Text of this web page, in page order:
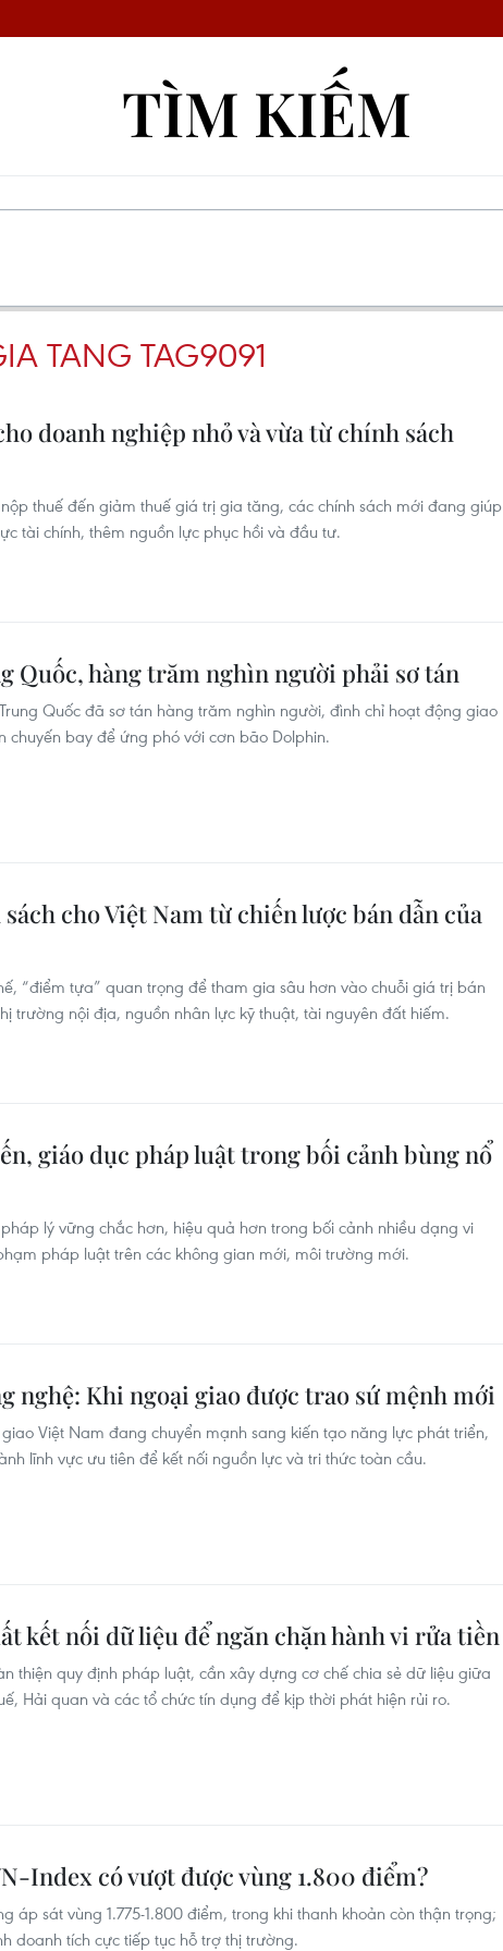
TÌM KIẾM
TANG TAG9091
doanh nghiệp nhỏ và vừa từ chính sách
thuế đến giảm thuế giá trị gia tăng, các chính sách mới đang giúp
tài chính, thêm nguồn lực phục hồi và đầu tư.
Quốc, hàng trăm nghìn người phải sơ tán
Quốc đã sơ tán hàng trăm nghìn người, đình chỉ hoạt động giao
chuyến bay để ứng phó với cơn bão Dolphin.
cho Việt Nam từ chiến lược bán dẫn của
“điểm tựa” quan trọng để tham gia sâu hơn vào chuỗi giá trị bán
trường nội địa, nguồn nhân lực kỹ thuật, tài nguyên đất hiếm.
giáo dục pháp luật trong bối cảnh bùng nổ
lý vững chắc hơn, hiệu quả hơn trong bối cảnh nhiều dạng vi
pháp luật trên các không gian mới, môi trường mới.
nghệ: Khi ngoại giao được trao sứ mệnh mới
Việt Nam đang chuyển mạnh sang kiến tạo năng lực phát triển,
lĩnh vực ưu tiên để kết nối nguồn lực và tri thức toàn cầu.
kết nối dữ liệu để ngăn chặn hành vi rửa tiền
thiện quy định pháp luật, cần xây dựng cơ chế chia sẻ dữ liệu giữa
Hải quan và các tổ chức tín dụng để kịp thời phát hiện rủi ro.
Index có vượt được vùng 1.800 điểm?
áp sát vùng 1.775-1.800 điểm, trong khi thanh khoản còn thận trọng;
doanh tích cực tiếp tục hỗ trợ thị trường.